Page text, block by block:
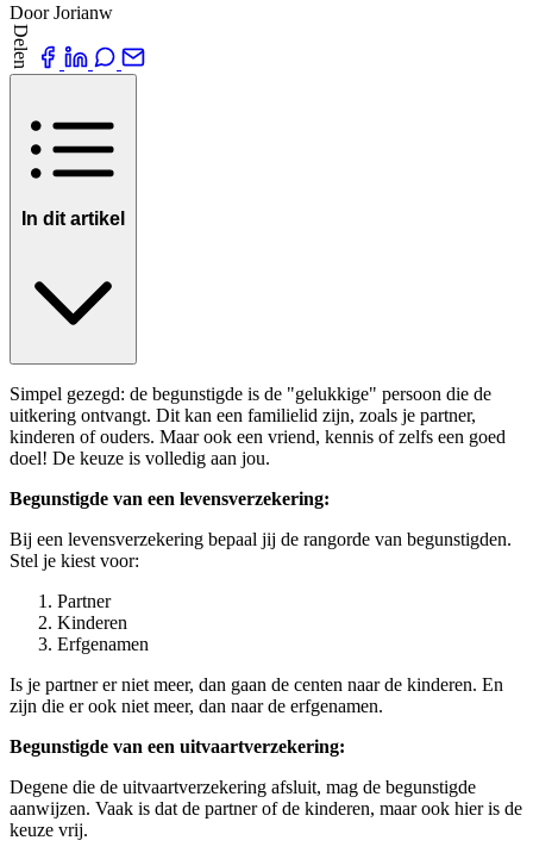
Door Jorianw
Delen
In dit artikel
Simpel gezegd: de begunstigde is de "gelukkige" persoon die de
uitkering ontvangt. Dit kan een familielid zijn, zoals je partner,
kinderen of ouders. Maar ook een vriend, kennis of zelfs een goed
doel! De keuze is volledig aan jou.
Begunstigde van een levensverzekering:
Bij een levensverzekering bepaal jij de rangorde van begunstigden.
Stel je kiest voor:
Partner
Kinderen
Erfgenamen
Is je partner er niet meer, dan gaan de centen naar de kinderen. En
zijn die er ook niet meer, dan naar de erfgenamen.
Begunstigde van een uitvaartverzekering:
Degene die de uitvaartverzekering afsluit, mag de begunstigde
aanwijzen. Vaak is dat de partner of de kinderen, maar ook hier is de
keuze vrij.